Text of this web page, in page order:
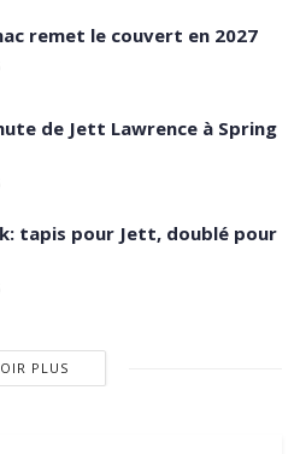
remet le couvert en 2027
de Jett Lawrence à Spring
tapis pour Jett, doublé pour
PLUS